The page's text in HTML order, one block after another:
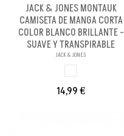
JACK & JONES MONTAUK
CAMISETA DE MANGA CORTA
COLOR BLANCO BRILLANTE -
SUAVE Y TRANSPIRABLE
JACK & JONES
14,99 €